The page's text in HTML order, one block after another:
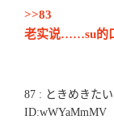
>>83
老实说……su的
87 : ときめきた
ID:wWYaMmMV